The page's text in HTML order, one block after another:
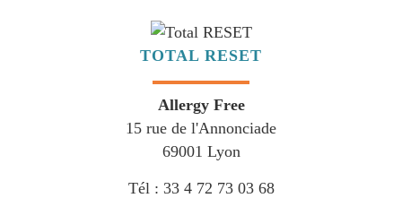
TOTAL RESET
Allergy Free
15 rue de l'Annonciade
69001 Lyon
Tél : 33 4 72 73 03 68